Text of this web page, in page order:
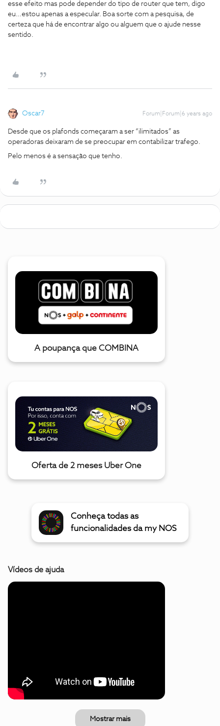
esse efeito mas pode depender do tipo de router que tem, digo
eu…estou apenas a especular. Boa sorte com a pesquisa, de
certeza que há de encontrar algo ou alguem que o ajude nesse
sentido.
Oscar7 Forum|Forum|6 years ago
Desde que os plafonds começaram a ser “ilimitados” as
operadoras deixaram de se preocupar em contabilizar trafego.
Pelo menos é a sensação que tenho.
A poupança que COMBINA
Oferta de 2 meses Uber One
Conheça todas as
funcionalidades da my NOS
Vídeos de ajuda
Mostrar mais